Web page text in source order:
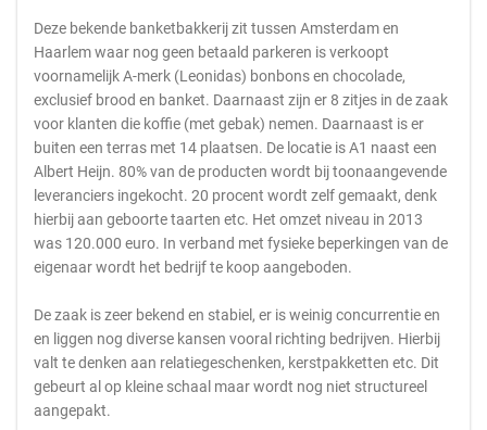
Deze bekende banketbakkerij zit tussen Amsterdam en
Haarlem waar nog geen betaald parkeren is verkoopt
voornamelijk A-merk (Leonidas) bonbons en chocolade,
exclusief brood en banket. Daarnaast zijn er 8 zitjes in de zaak
voor klanten die koffie (met gebak) nemen. Daarnaast is er
buiten een terras met 14 plaatsen. De locatie is A1 naast een
Albert Heijn. 80% van de producten wordt bij toonaangevende
leveranciers ingekocht. 20 procent wordt zelf gemaakt, denk
hierbij aan geboorte taarten etc. Het omzet niveau in 2013
was 120.000 euro. In verband met fysieke beperkingen van de
eigenaar wordt het bedrijf te koop aangeboden.
De zaak is zeer bekend en stabiel, er is weinig concurrentie en
en liggen nog diverse kansen vooral richting bedrijven. Hierbij
valt te denken aan relatiegeschenken, kerstpakketten etc. Dit
gebeurt al op kleine schaal maar wordt nog niet structureel
aangepakt.